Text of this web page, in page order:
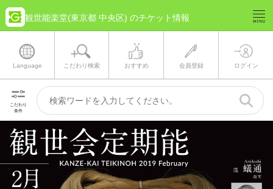
観世能楽堂(東京都 中央区) のチケット情報
Language こだわり検索 おすすめ 会員登録 ログイン
こだわり
条件